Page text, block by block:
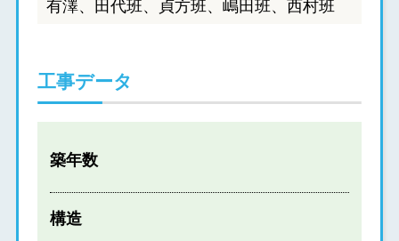
有澤、田代班、貞方班、嶋田班、西村班
工事データ
築年数
構造